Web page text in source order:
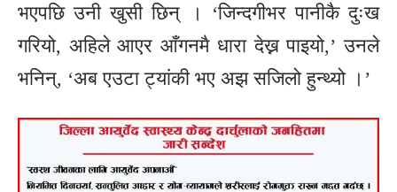
भएपछि उनी खुसी छिन् । ‘जिन्दगीभर पानीकै दुःख
गरियो, अहिले आएर आँगनमै धारा देख्न पाइयो,’ उनले
भनिन्, ‘अब एउटा ट्यांकी भए अझ सजिलो हुन्थ्यो ।’